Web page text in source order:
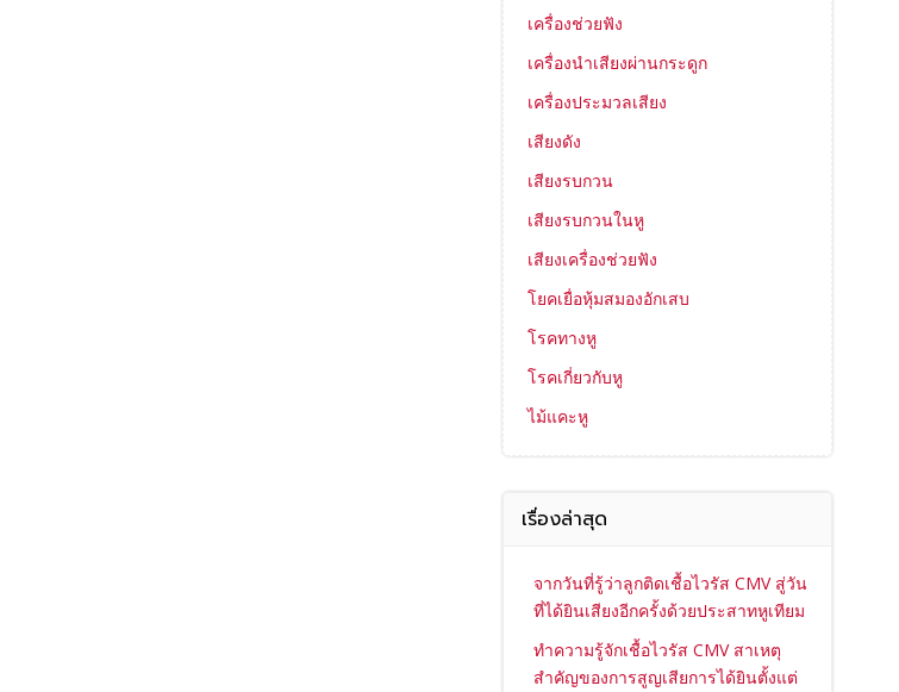
เครื่องช่วยฟัง
เครื่องนำเสียงผ่านกระดูก
เครื่องประมวลเสียง
เสียงดัง
เสียงรบกวน
เสียงรบกวนในหู
เสียงเครื่องช่วยฟัง
โยคเยื่อหุ้มสมองอักเสบ
โรคทางหู
โรคเกี่ยวกับหู
ไม้แคะหู
เรื่องล่าสุด
จากวันที่รู้ว่าลูกติดเชื้อไวรัส CMV สู่วัน
ที่ได้ยินเสียงอีกครั้งด้วยประสาทหูเทียม
ทำความรู้จักเชื้อไวรัส CMV สาเหตุ
สำคัญของการสูญเสียการได้ยินตั้งแต่